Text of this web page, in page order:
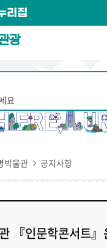
리집
광
박물관 공지사항
『인문학콘서트』